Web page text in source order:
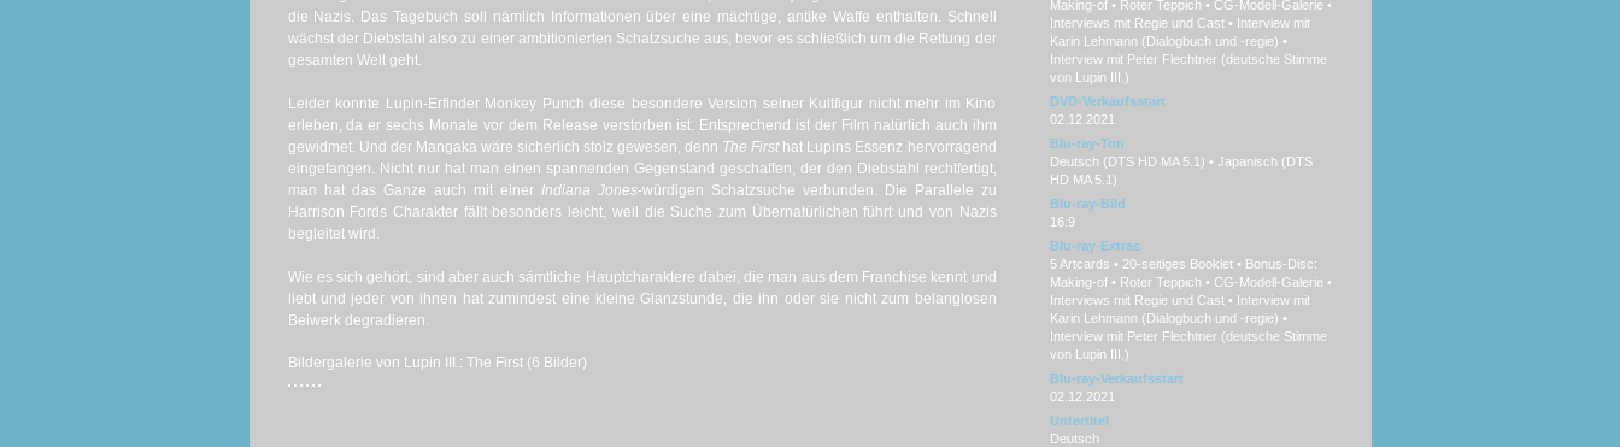
die Nazis. Das Tagebuch soll nämlich Informationen über eine mächtige, antike Waffe enthalten. Schnell
wächst der Diebstahl also zu einer ambitionierten Schatzsuche aus, bevor es schließlich um die Rettung der
gesamten Welt geht.
Leider konnte Lupin-Erfinder Monkey Punch diese besondere Version seiner Kultfigur nicht mehr im Kino
erleben, da er sechs Monate vor dem Release verstorben ist. Entsprechend ist der Film natürlich auch ihm
gewidmet. Und der Mangaka wäre sicherlich stolz gewesen, denn The Firsthat Lupins Essenz hervorragend
eingefangen. Nicht nur hat man einen spannenden Gegenstand geschaffen, der den Diebstahl rechtfertigt,
man hat das Ganze auch mit einer Indiana Jones-würdigen Schatzsuche verbunden. Die Parallele zu
Harrison Fords Charakter fällt besonders leicht, weil die Suche zum Übernatürlichen führt und von Nazis
begleitet wird.
Wie es sich gehört, sind aber auch sämtliche Hauptcharaktere dabei, die man aus dem Franchise kennt und
liebt und jeder von ihnen hat zumindest eine kleine Glanzstunde, die ihn oder sie nicht zum belanglosen
Beiwerk degradieren.
Bildergalerie von Lupin III.: The First (6 Bilder)
Making-of • Roter Teppich • CG-Modell-Galerie •
Interviews mit Regie und Cast • Interview mit
Karin Lehmann (Dialogbuch und -regie) •
Interview mit Peter Flechtner (deutsche Stimme
von Lupin III.)
DVD-Verkaufsstart
02.12.2021
Blu-ray-Ton
Deutsch (DTS HD MA 5.1) • Japanisch (DTS
HD MA 5.1)
Blu-ray-Bild
16:9
Blu-ray-Extras
5 Artcards • 20-seitiges Booklet • Bonus-Disc:
Making-of • Roter Teppich • CG-Modell-Galerie •
Interviews mit Regie und Cast • Interview mit
Karin Lehmann (Dialogbuch und -regie) •
Interview mit Peter Flechtner (deutsche Stimme
von Lupin III.)
Blu-ray-Verkaufsstart
02.12.2021
Untertitel
Deutsch